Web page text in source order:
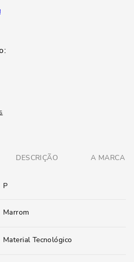
DESCRIÇÃO A MARCA
P
Marrom
Material Tecnológico